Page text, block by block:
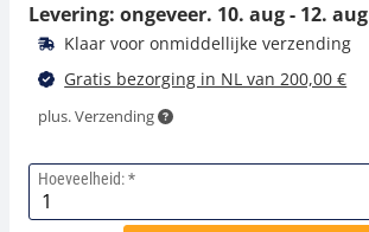
Levering: ongeveer. 10. aug - 12. aug
Klaar voor onmiddellijke verzending
Gratis bezorging in NL van 200,00 €
plus. Verzending
Hoeveelheid: